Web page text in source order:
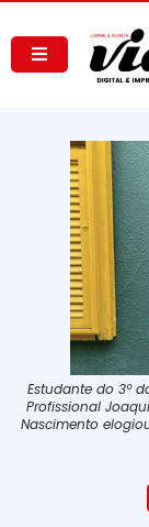
Estudante do 3º
Profissional
Nascimento